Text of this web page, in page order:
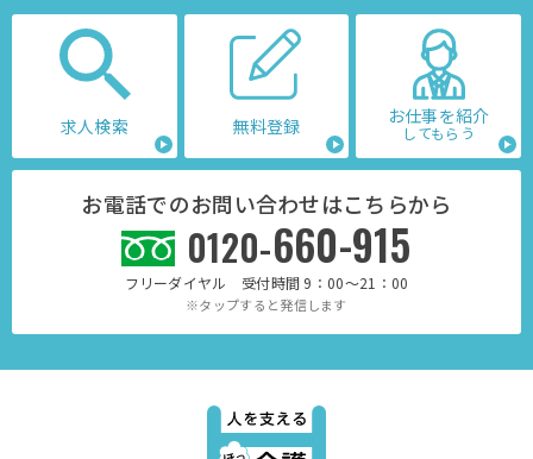
求人検索 無料登録 お仕事を紹介
してもらう
お電話でのお問い合わせはこちらから
0120-660-915
フリーダイヤル 受付時間 9：00～21：00
※タップすると発信します